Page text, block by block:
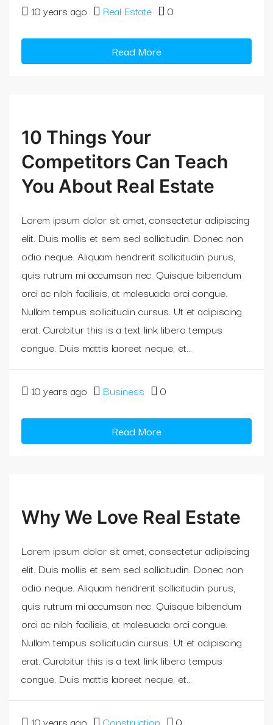
10 years ago Real Estate 0
Read More
10 Things Your
Competitors Can Teach
You About Real Estate
Lorem ipsum dolor sit amet, consectetur adipiscing
elit. Duis mollis et sem sed sollicitudin. Donec non
odio neque. Aliquam hendrerit sollicitudin purus,
quis rutrum mi accumsan nec. Quisque bibendum
orci ac nibh facilisis, at malesuada orci congue.
Nullam tempus sollicitudin cursus. Ut et adipiscing
erat. Curabitur this is a text link libero tempus
congue. Duis mattis laoreet neque, et...
10 years ago Business 0
Read More
Why We Love Real Estate
Lorem ipsum dolor sit amet, consectetur adipiscing
elit. Duis mollis et sem sed sollicitudin. Donec non
odio neque. Aliquam hendrerit sollicitudin purus,
quis rutrum mi accumsan nec. Quisque bibendum
orci ac nibh facilisis, at malesuada orci congue.
Nullam tempus sollicitudin cursus. Ut et adipiscing
erat. Curabitur this is a text link libero tempus
congue. Duis mattis laoreet neque, et...
10 years ago Construction 0